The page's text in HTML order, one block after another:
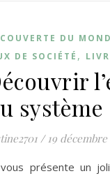
DU
DE SOCIÉTÉ ,
/ 19 décembre
vous présente un